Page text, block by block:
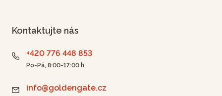
Kontaktujte nás
+420 776 448 853
Po-Pá, 8:00-17:00 h
info@goldengate.cz